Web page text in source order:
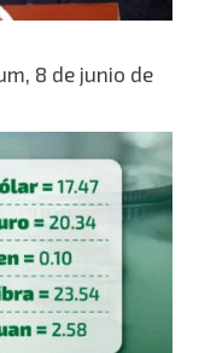
8 de junio de